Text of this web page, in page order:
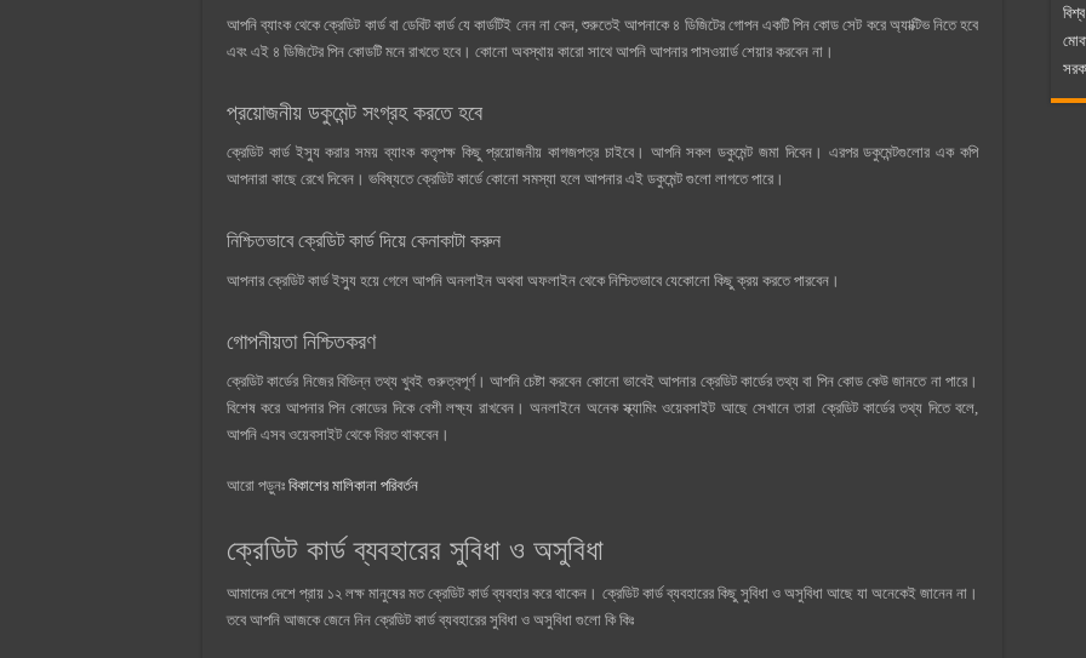
আপনি ব্যাংক থেকে ক্রেডিট কার্ড বা ডেবিট কার্ড যে কার্ডটিই নেন না কেন, শুরুতেই আপনাকে ৪ ডিজিটের গোপন একটি পিন কোড সেট করে অ্যাক্টিভ নিতে হবে
এবং এই ৪ ডিজিটের পিন কোডটি মনে রাখতে হবে। কোনো অবস্থায় কারো সাথে আপনি আপনার পাসওয়ার্ড শেয়ার করবেন না।
প্রয়োজনীয় ডকুমেন্ট সংগ্রহ করতে হবে
ক্রেডিট কার্ড ইস্যু করার সময় ব্যাংক কতৃপক্ষ কিছু প্রয়োজনীয় কাগজপত্র চাইবে। আপনি সকল ডকুমেন্ট জমা দিবেন। এরপর ডকুমেন্টগুলোর এক কপি
আপনারা কাছে রেখে দিবেন। ভবিষ্যতে ক্রেডিট কার্ডে কোনো সমস্যা হলে আপনার এই ডকুমেন্ট গুলো লাগতে পারে।
নিশ্চিতভাবে ক্রেডিট কার্ড দিয়ে কেনাকাটা করুন
আপনার ক্রেডিট কার্ড ইস্যু হয়ে গেলে আপনি অনলাইন অথবা অফলাইন থেকে নিশ্চিতভাবে যেকোনো কিছু ক্রয় করতে পারবেন।
গোপনীয়তা নিশ্চিতকরণ
ক্রেডিট কার্ডের নিজের বিভিন্ন তথ্য খুবই গুরুত্বপূর্ণ। আপনি চেষ্টা করবেন কোনাে ভাবেই আপনার ক্রেডিট কার্ডের তথ্য বা পিন কোড কেউ জানতে না পারে।
বিশেষ করে আপনার পিন কোডের দিকে বেশী লক্ষ্য রাখবেন। অনলাইনে অনেক স্ক্যামিং ওয়েবসাইট আছে সেখানে তারা ক্রেডিট কার্ডের তথ্য দিতে বলে,
আপনি এসব ওয়েবসাইট থেকে বিরত থাকবেন।
আরো পড়ুনঃ বিকাশের মালিকানা পরিবর্তন
ক্রেডিট কার্ড ব্যবহারের সুবিধা ও অসুবিধা
আমাদের দেশে প্রায় ১২ লক্ষ মানুষের মত ক্রেডিট কার্ড ব্যবহার করে থাকেন। ক্রেডিট কার্ড ব্যবহারের কিছু সুবিধা ও অসুবিধা আছে যা অনেকেই জানেন না।
তবে আপনি আজকে জেনে নিন ক্রেডিট কার্ড ব্যবহারের সুবিধা ও অসুবিধা গুলো কি কিঃ
বিশ্ব